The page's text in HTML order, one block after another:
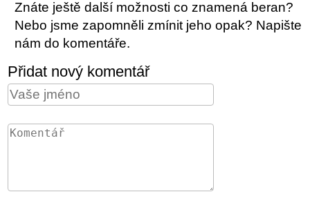
Znáte ještě další možnosti co znamená beran?
Nebo jsme zapomněli zmínit jeho opak? Napište
nám do komentáře.
Přidat nový komentář